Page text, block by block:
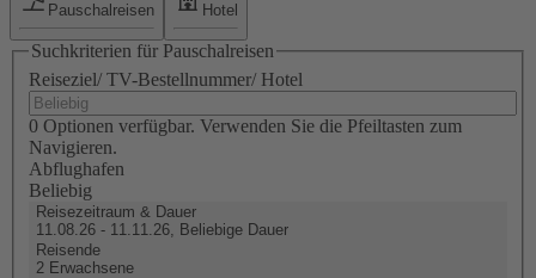
Pauschalreisen Hotel
Suchkriterien für Pauschalreisen
Reiseziel/ TV-Bestellnummer/ Hotel
0 Optionen verfügbar. Verwenden Sie die Pfeiltasten zum
Navigieren.
Abflughafen
Beliebig
Reisezeitraum & Dauer
11.08.26 - 11.11.26, Beliebige Dauer
Reisende
2 Erwachsene